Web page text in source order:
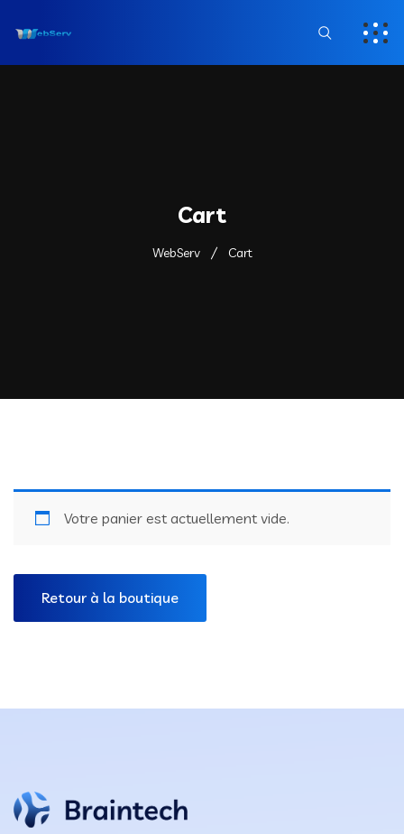
Cart
WebServ Cart
Votre panier est actuellement vide.
Retour à la boutique